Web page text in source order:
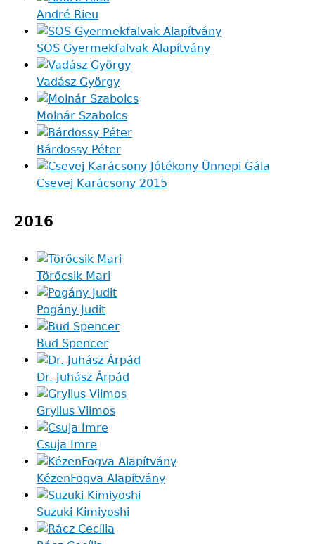
André Rieu
SOS Gyermekfalvak Alapítvány
Vadász György
Molnár Szabolcs
Bárdossy Péter
Csevej Karácsony 2015
2016
Törőcsik Mari
Pogány Judit
Bud Spencer
Dr. Juhász Árpád
Gryllus Vilmos
Csuja Imre
KézenFogva Alapítvány
Suzuki Kimiyoshi